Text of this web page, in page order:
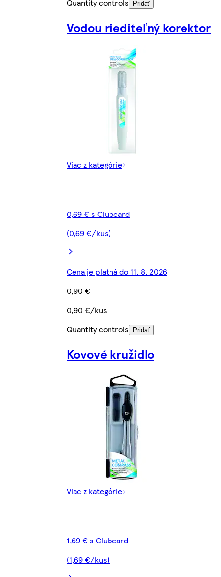
Quantity controls
Pridať
Vodou riediteľný korektor
Viac z kategórie
0,69 € s Clubcard
(0,69 €/kus)
Cena je platná do 11. 8. 2026
0,90 €
0,90 €/kus
Quantity controls
Pridať
Kovové kružidlo
Viac z kategórie
1,69 € s Clubcard
(1,69 €/kus)